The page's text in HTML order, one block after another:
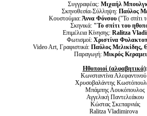
Συγγραφέας: Μιχαήλ
Σκηνοθεσία-Σύλληψη: Παύλος
Κουστούμια:Άννα Φόνσου("Το σπίτι
Σκηνικά: "Το σπίτι του
Επιμέλεια Κίνησης: Ralitza
Φωτισμοί: Χριστίνα
Video Art, Γραφιστικά: Παύλος Μελικίδης,
Παραγωγή: Μικρός
Ηθοποιοί (αλφαβητικά):
Κωνσταντίνα Αλεφαντινού
Χρυσοβαλάντης
Μπάμπης Λουκόπουλος
Αγγελική Παντελεάκου
Κώστας Σκεπαρνιάς
Ralitza Vladimirova